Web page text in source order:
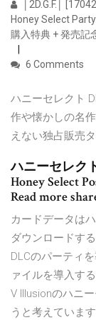
│2D.G.F.│
Honey Select
購入特典 + 発売記
6 Comments
ハニーセレクト
作や懐かしの名
えない独占販売
ハニーセレク
Honey Select
Read more
カードデータは
ダウンロードす
DLCのパーティ
ァイルを導入す
V Illusionのハニ
うと考えていま